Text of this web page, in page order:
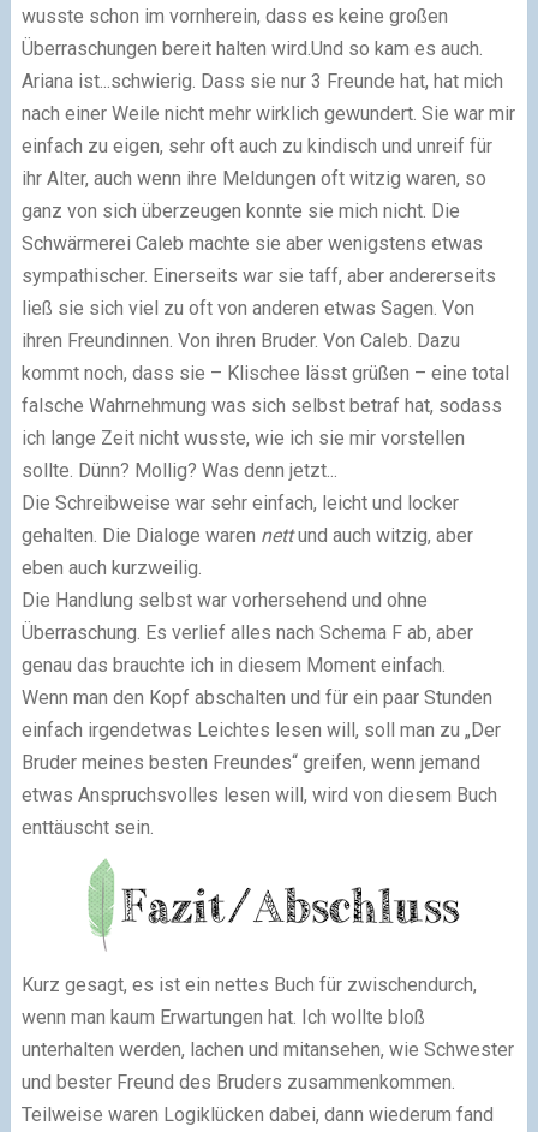
wusste schon im vornherein, dass es keine großen
Überraschungen bereit halten wird.Und so kam es auch.
Ariana ist...schwierig. Dass sie nur 3 Freunde hat, hat mich
nach einer Weile nicht mehr wirklich gewundert. Sie war mir
einfach zu eigen, sehr oft auch zu kindisch und unreif für
ihr Alter, auch wenn ihre Meldungen oft witzig waren, so
ganz von sich überzeugen konnte sie mich nicht. Die
Schwärmerei Caleb machte sie aber wenigstens etwas
sympathischer. Einerseits war sie taff, aber andererseits
ließ sie sich viel zu oft von anderen etwas Sagen. Von
ihren Freundinnen. Von ihren Bruder. Von Caleb. Dazu
kommt noch, dass sie – Klischee lässt grüßen – eine total
falsche Wahrnehmung was sich selbst betraf hat, sodass
ich lange Zeit nicht wusste, wie ich sie mir vorstellen
sollte. Dünn? Mollig? Was denn jetzt...
Die Schreibweise war sehr einfach, leicht und locker
gehalten. Die Dialoge waren nettund auch witzig, aber
eben auch kurzweilig.
Die Handlung selbst war vorhersehend und ohne
Überraschung. Es verlief alles nach Schema F ab, aber
genau das brauchte ich in diesem Moment einfach.
Wenn man den Kopf abschalten und für ein paar Stunden
einfach irgendetwas Leichtes lesen will, soll man zu „Der
Bruder meines besten Freundes“ greifen, wenn jemand
etwas Anspruchsvolles lesen will, wird von diesem Buch
enttäuscht sein.
Kurz gesagt, es ist ein nettes Buch für zwischendurch,
wenn man kaum Erwartungen hat. Ich wollte bloß
unterhalten werden, lachen und mitansehen, wie Schwester
und bester Freund des Bruders zusammenkommen.
Teilweise waren Logiklücken dabei, dann wiederum fand